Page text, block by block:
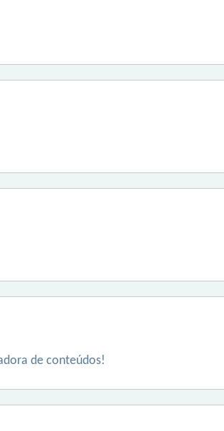
de conteúdos!